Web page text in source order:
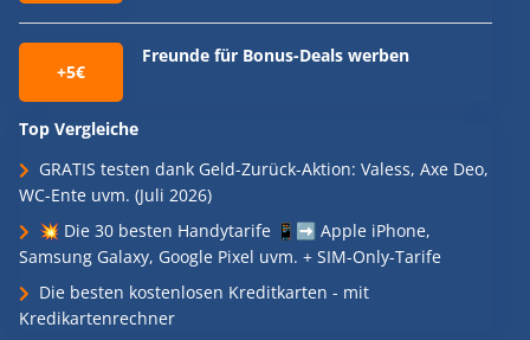
+5€
Freunde für Bonus-Deals werben
Top Vergleiche
GRATIS testen dank Geld-Zurück-Aktion: Valess, Axe Deo,
WC-Ente uvm. (Juli 2026)
💥 Die 30 besten Handytarife 📱➡️ Apple iPhone,
Samsung Galaxy, Google Pixel uvm. + SIM-Only-Tarife
Die besten kostenlosen Kreditkarten - mit
Kredikartenrechner